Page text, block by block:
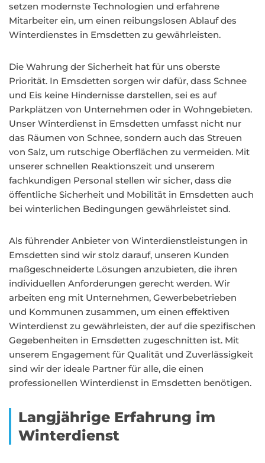
setzen modernste Technologien und erfahrene
Mitarbeiter ein, um einen reibungslosen Ablauf des
Winterdienstes in Emsdetten zu gewährleisten.
Die Wahrung der Sicherheit hat für uns oberste
Priorität. In Emsdetten sorgen wir dafür, dass Schnee
und Eis keine Hindernisse darstellen, sei es auf
Parkplätzen von Unternehmen oder in Wohngebieten.
Unser Winterdienst in Emsdetten umfasst nicht nur
das Räumen von Schnee, sondern auch das Streuen
von Salz, um rutschige Oberflächen zu vermeiden. Mit
unserer schnellen Reaktionszeit und unserem
fachkundigen Personal stellen wir sicher, dass die
öffentliche Sicherheit und Mobilität in Emsdetten auch
bei winterlichen Bedingungen gewährleistet sind.
Als führender Anbieter von Winterdienstleistungen in
Emsdetten sind wir stolz darauf, unseren Kunden
maßgeschneiderte Lösungen anzubieten, die ihren
individuellen Anforderungen gerecht werden. Wir
arbeiten eng mit Unternehmen, Gewerbebetrieben
und Kommunen zusammen, um einen effektiven
Winterdienst zu gewährleisten, der auf die spezifischen
Gegebenheiten in Emsdetten zugeschnitten ist. Mit
unserem Engagement für Qualität und Zuverlässigkeit
sind wir der ideale Partner für alle, die einen
professionellen Winterdienst in Emsdetten benötigen.
Langjährige Erfahrung im
Winterdienst